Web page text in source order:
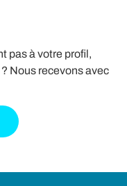
pas à votre profil,
Nous recevons avec